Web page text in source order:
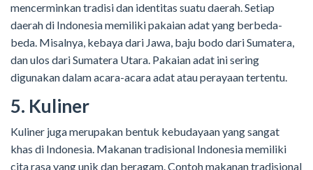
mencerminkan tradisi dan identitas suatu daerah. Setiap
daerah di Indonesia memiliki pakaian adat yang berbeda-
beda. Misalnya, kebaya dari Jawa, baju bodo dari Sumatera,
dan ulos dari Sumatera Utara. Pakaian adat ini sering
digunakan dalam acara-acara adat atau perayaan tertentu.
5. Kuliner
Kuliner juga merupakan bentuk kebudayaan yang sangat
khas di Indonesia. Makanan tradisional Indonesia memiliki
cita rasa yang unik dan beragam. Contoh makanan tradisional